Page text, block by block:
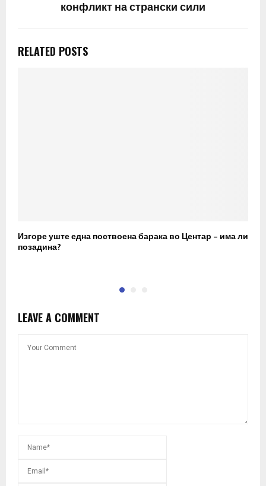
конфликт на странски сили
RELATED POSTS
Изгоре уште една поствоена барака во Центар – има ли
позадина?
LEAVE A COMMENT